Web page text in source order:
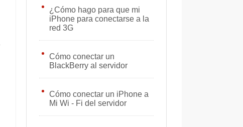
¿Cómo hago para que mi
iPhone para conectarse a la
red 3G
Cómo conectar un
BlackBerry al servidor
Cómo conectar un iPhone a
Mi Wi - Fi del servidor